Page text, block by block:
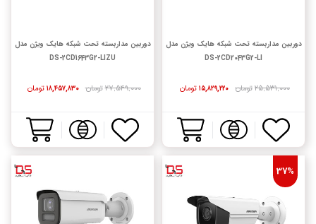
دوربین مداربسته تحت شبکه هایک ویژن مدل
DS-2CD2043G2-LI
۲۵,۵۳۱,۰۰۰تومان ۱۵,۸۲۹,۲۲۰ تومان
دوربین مداربسته تحت شبکه هایک ویژن مدل
DS-2CD1643G2-LIZU
۲۷,۵۴۹,۰۰۰تومان ۱۸,۴۵۷,۸۳۰ تومان
37%